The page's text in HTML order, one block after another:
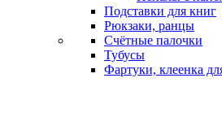
Подставки для книг
Рюкзаки, ранцы
Счётные палочки
Тубусы
Фартуки, клеенка